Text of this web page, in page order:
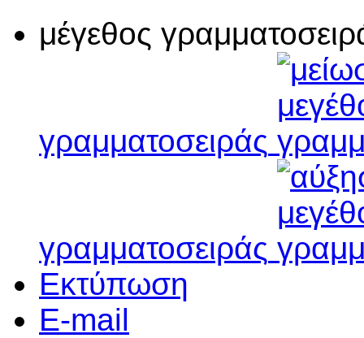
μέγεθος
γραμματοσειράς
γραμματοσειράς
Εκτύπωση
E-mail